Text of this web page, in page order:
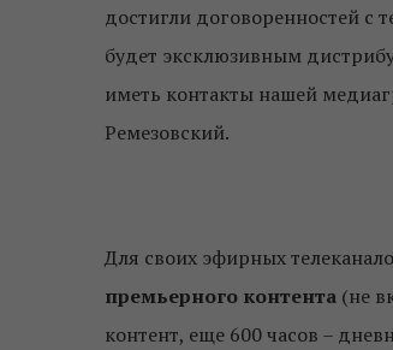
достигли договоренностей с
будет эксклюзивным
иметь контакты нашей
Ремезовский.
Для своих эфирных
премьерного контента (не
контент, еще 600 часов –